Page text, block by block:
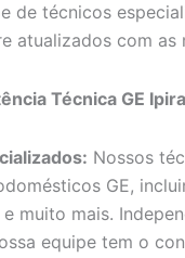
de técnicos
atualizados com
Técnica GE
Nossos
GE,
e muito mais.
equipe tem o